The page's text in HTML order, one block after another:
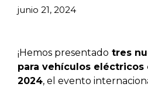
junio 21, 2024
¡Hemos presentado tres
para vehículos eléctricos
2024, el evento